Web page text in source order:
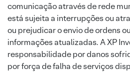
comunicação através de rede
está sujeita a interrupções ou
ou prejudicar o envio de ordens
informações atualizadas. A XP
responsabilidade por danos
por força de falha de serviços